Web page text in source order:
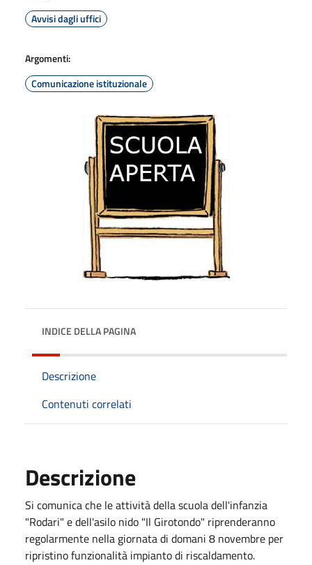
Avvisi dagli uffici
Argomenti:
Comunicazione istituzionale
INDICE DELLA PAGINA
Descrizione
Contenuti correlati
Descrizione
Si comunica che le attività della scuola dell'infanzia
"Rodari" e dell'asilo nido "Il Girotondo" riprenderanno
regolarmente nella giornata di domani 8 novembre per
ripristino funzionalità impianto di riscaldamento.